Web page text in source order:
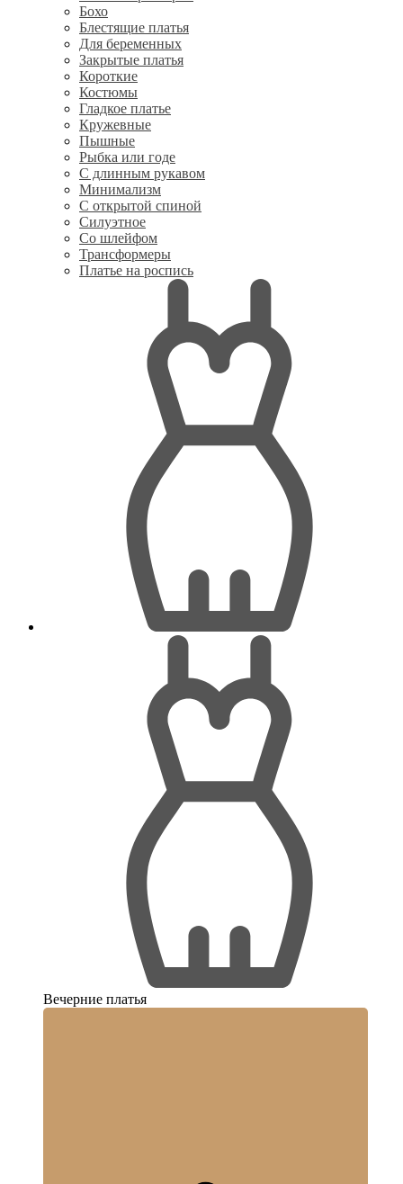
Бохо
Блестящие платья
Для беременных
Закрытые платья
Короткие
Костюмы
Гладкое платье
Кружевные
Пышные
Рыбка или годе
С длинным рукавом
Минимализм
С открытой спиной
Силуэтное
Со шлейфом
Трансформеры
Платье на роспись
Вечерние платья